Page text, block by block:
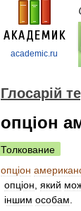
academic.ru
Глосарій
опціон
Толкование
опціон
опціон який
іншим особам